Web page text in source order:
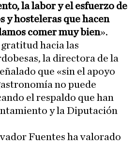
la labor y el esfuerzo de
y hosteleras que hacen
comer muy bien».
hacia las
la directora de la
que «sin el apoyo
no puede
el respaldo que han
y la Diputación
Fuentes ha valorado